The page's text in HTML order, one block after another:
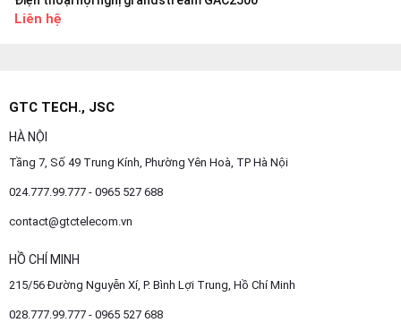
Liên hệ
GTC TECH., JSC
HÀ NỘI
Tầng 7, Số 49 Trung Kính, Phường Yên Hoà, TP Hà Nội
024.777.99.777 - 0965 527 688
contact@gtctelecom.vn
HỒ CHÍ MINH
215/56 Đường Nguyễn Xí, P. Bình Lợi Trung, Hồ Chí Minh
028.777.99.777 - 0965 527 688